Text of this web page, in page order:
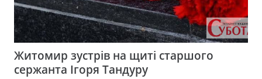
Житомир зустрів на щиті старшого
сержанта Ігоря Тандуру